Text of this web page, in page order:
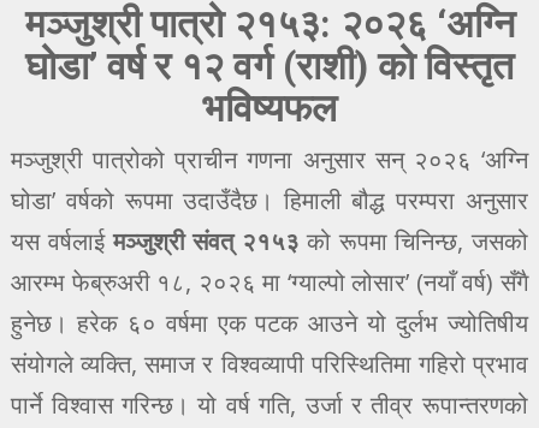
मञ्जुश्री पात्रो २१५३: २०२६ ‘अग्नि
घोडा’ वर्ष र १२ वर्ग (राशी) को विस्तृत
भविष्यफल
मञ्जुश्री पात्रोको प्राचीन गणना अनुसार सन् २०२६ ‘अग्नि
घोडा’ वर्षको रूपमा उदाउँदैछ। हिमाली बौद्ध परम्परा अनुसार
यस वर्षलाईमञ्जुश्री संवत् २१५३ को रूपमा चिनिन्छ, जसको
आरम्भ फेब्रुअरी १८, २०२६ मा ‘ग्याल्पो लोसार’ (नयाँ वर्ष) सँगै
हुनेछ। हरेक ६० वर्षमा एक पटक आउने यो दुर्लभ ज्योतिषीय
संयोगले व्यक्ति, समाज र विश्वव्यापी परिस्थितिमा गहिरो प्रभाव
पार्ने विश्वास गरिन्छ। यो वर्ष गति, उर्जा र तीव्र रूपान्तरणको